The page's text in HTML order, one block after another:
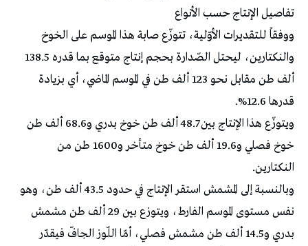
تفاصيل الإنتاج حسب الأنواع
ووفقاً للتقديرات الأوّلية، تتوزّع صابة هذا الموسم على الخوخ
والنكتارين، ليحتل الصّدارة بحجم إنتاج متوقع بما قدره 138.5
ألف طن مقابل نحو 123 ألف طن في الموسم الماضي، أي بزيادة
قدرها 12.6%.
ويتوزّع هذا الإنتاج بين 48.7 ألف طن خوخ بدري و68.6 ألف طن
خوخ فصلي و19.6 ألف طن خوخ متأخر و1600 طن من
النكتارين.
وبالنسبة إلى المشمش استقر الإنتاج في حدود 43.5 ألف طن، وهو
نفس مستوى الموسم الفارط، ويتوزع بين 29 ألف طن مشمش
بدري و14.5 ألف طن مشمش فصلي، أمّا اللّوز الجافّ فيقدّر